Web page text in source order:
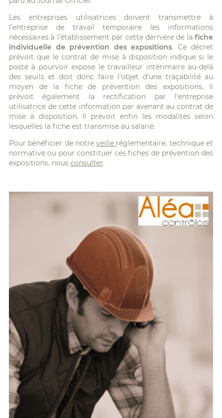
Les entreprises utilisatrices doivent transmettre à
l’entreprise de travail temporaire les informations
nécessaires à l’établissement par cette dernière de la fiche
individuelle de prévention des expositions. Ce décret
prévoit que le contrat de mise à disposition indique si le
poste à pourvoir expose le travailleur intérimaire au-delà
des seuils et doit donc faire l’objet d’une traçabilité au
moyen de la fiche de prévention des expositions. Il
prévoit également la rectification par l’entreprise
utilisatrice de cette information par avenant au contrat de
mise à disposition. Il prévoit enfin les modalités selon
lesquelles la fiche est transmise au salarié.
Pour bénéficier de notreveille réglementaire, technique et
normative ou pour constituer ces fiches de prévention des
expositions, nous consulter.